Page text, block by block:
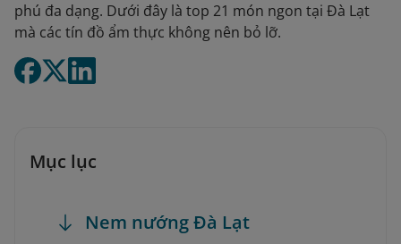
phú đa dạng. Dưới đây là top 21 món ngon tại Đà Lạt
mà các tín đồ ẩm thực không nên bỏ lỡ.
Mục lục
Nem nướng Đà Lạt